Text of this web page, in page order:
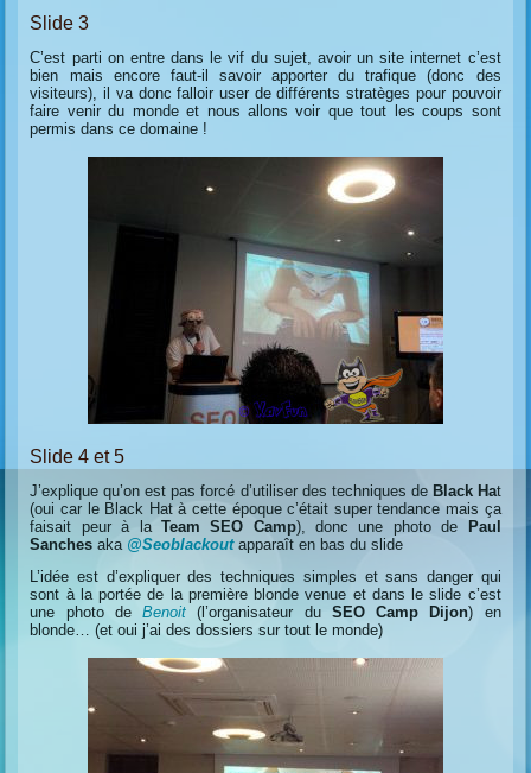
Slide 3
C’est parti on entre dans le vif du sujet, avoir un site internet c’est
bien mais encore faut-il savoir apporter du trafique (donc des
visiteurs), il va donc falloir user de différents stratèges pour pouvoir
faire venir du monde et nous allons voir que tout les coups sont
permis dans ce domaine !
Slide 4 et 5
J’explique qu’on est pas forcé d’utiliser des techniques de Black Hat
(oui car le Black Hat à cette époque c’était super tendance mais ça
faisait peur à la Team SEO Camp), donc une photo de Paul
Sanches aka @Seoblackoutapparaît en bas du slide
L’idée est d’expliquer des techniques simples et sans danger qui
sont à la portée de la première blonde venue et dans le slide c’est
une photo deBenoit (l’organisateur du SEO Camp Dijon) en
blonde… (et oui j’ai des dossiers sur tout le monde)